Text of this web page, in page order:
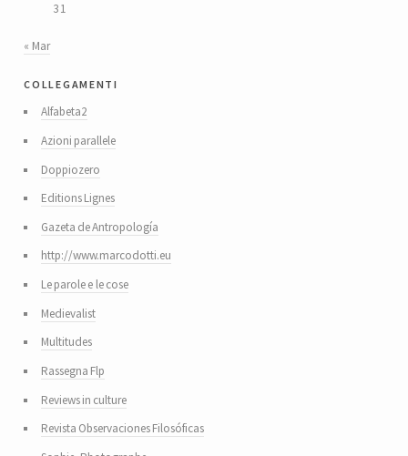
31
« Mar
collegamenti
Alfabeta2
Azioni parallele
Doppiozero
Editions Lignes
Gazeta de Antropología
http://www.marcodotti.eu
Le parole e le cose
Medievalist
Multitudes
Rassegna Flp
Reviews in culture
Revista Observaciones Filosóficas